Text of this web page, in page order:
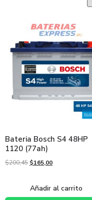
Bateria Bosch S4 48HP
1120 (77ah)
$200,45 $165,00
Añadir al carrito